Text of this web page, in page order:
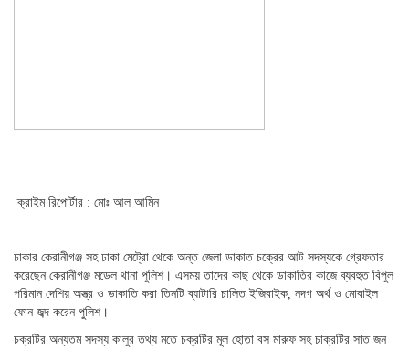
ক্রাইম রিপোর্টার : মোঃ আল আমিন
ঢাকার কেরানীগঞ্জ সহ ঢাকা মেট্রো থেকে অন্ত জেলা ডাকাত চক্রের আট সদস্যকে গ্রেফতার
করেছেন কেরানীগঞ্জ মডেল থানা পুলিশ। এসময় তাদের কাছ থেকে ডাকাতির কাজে ব্যবহুত বিপুল
পরিমান দেশিয় অস্ত্র ও ডাকাতি করা তিনটি ব্যাটারি চালিত ইজিবাইক, নদগ অর্থ ও মোবাইল
ফোন জব্দ করেন পুলিশ।
চক্রটির অন্যতম সদস্য কালুর তথ্য মতে চক্রটির মূল হোতা বস মারুফ সহ চাক্রটির সাত জন